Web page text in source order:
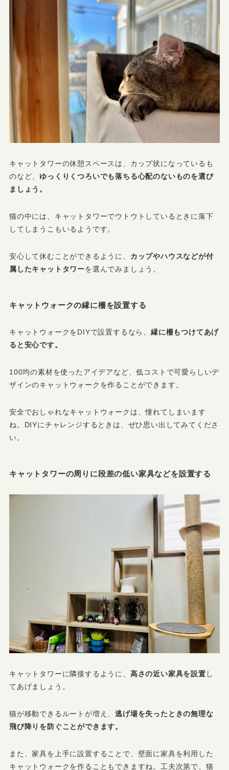
キャットタワーの休憩スペースは、カップ状になっているも
のなど、 ゆっくりくつろいでも落ちる心配のないものを選び
ましょう。
猫の中には、キャットタワーでウトウトしているときに落下
してしまうこもいるようです。
安心して休むことができるように、 カップやハウスなどが付
属したキャットタワーを選んでみましょう。
キャットウォークの縁に柵を設置する
キャットウォークをDIYで設置するなら、縁に柵もつけてあげ
ると安心です。
100均の素材を使ったアイデアなど、低コストで可愛らしいデ
ザインのキャットウォークを作ることができます。
安全でおしゃれなキャットウォークは、憧れてしまいます
ね。DIYにチャレンジするときは、ぜひ思い出してみてくださ
い。
キャットタワーの周りに段差の低い家具などを設置する
キャットタワーに隣接するように、 高さの近い家具を設置 し
てあげましょう。
猫が移動できるルートが増え、逃げ場を失ったときの無理な
飛び降りを防ぐことができます。
また、家具を上手に設置することで、壁面に家具を利用した
キャットウォークを作ることもできますね。工夫次第で、猫